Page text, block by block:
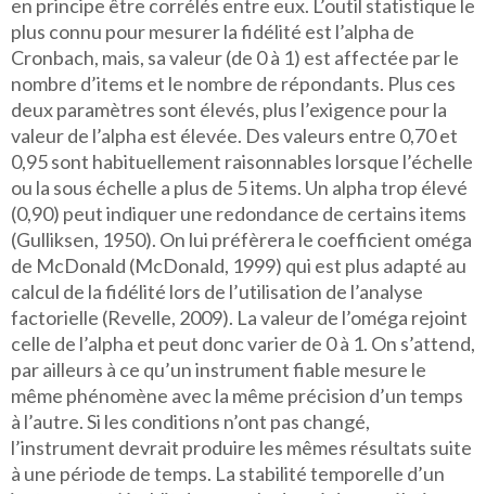
en principe être corrélés entre eux. L’outil statistique le
plus connu pour mesurer la fidélité est l’alpha de
Cronbach, mais, sa valeur (de 0 à 1) est affectée par le
nombre d’items et le nombre de répondants. Plus ces
deux paramètres sont élevés, plus l’exigence pour la
valeur de l’alpha est élevée. Des valeurs entre 0,70 et
0,95 sont habituellement raisonnables lorsque l’échelle
ou la sous échelle a plus de 5 items. Un alpha trop élevé
(0,90) peut indiquer une redondance de certains items
(Gulliksen, 1950). On lui préfèrera le coefficient oméga
de McDonald (McDonald, 1999) qui est plus adapté au
calcul de la fidélité lors de l’utilisation de l’analyse
factorielle (Revelle, 2009). La valeur de l’oméga rejoint
celle de l’alpha et peut donc varier de 0 à 1. On s’attend,
par ailleurs à ce qu’un instrument fiable mesure le
même phénomène avec la même précision d’un temps
à l’autre. Si les conditions n’ont pas changé,
l’instrument devrait produire les mêmes résultats suite
à une période de temps. La stabilité temporelle d’un